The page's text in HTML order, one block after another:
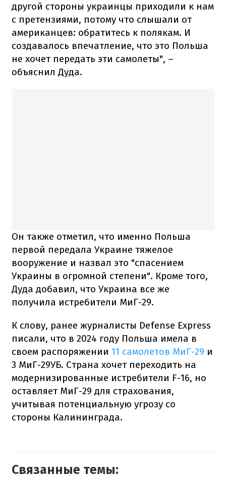
другой стороны украинцы приходили к нам
с претензиями, потому что слышали от
американцев: обратитесь к полякам. И
создавалось впечатление, что это Польша
не хочет передать эти самолеты", –
объяснил Дуда.
Он также отметил, что именно Польша
первой передала Украине тяжелое
вооружение и назвал это "спасением
Украины в огромной степени". Кроме того,
Дуда добавил, что Украина все же
получила истребители МиГ-29.
К слову, ранее журналисты Defense Express
писали, что в 2024 году Польша имела в
своем распоряжении 11 самолетов МиГ-29 и
3 МиГ-29УБ. Страна хочет переходить на
модернизированные истребители F-16, но
оставляет МиГ-29 для страхования,
учитывая потенциальную угрозу со
стороны Калининграда.
Связанные темы: